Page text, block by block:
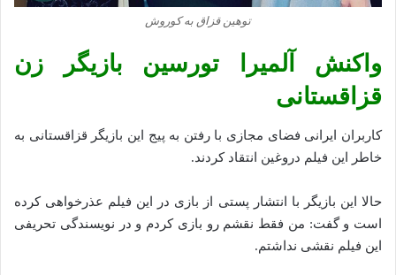
توهین قزاق به کوروش
واکنش آلمیرا تورسین بازیگر زن
قزاقستانی
کاربران ایرانی فضای مجازی با رفتن به پیج این بازیگر قزاقستانی به
خاطر این فیلم دروغین انتقاد کردند.
حالا این بازیگر با انتشار پستی از بازی در این فیلم عذرخواهی کرده
است و گفت: من فقط نقشم رو بازی کردم و در نویسندگی تحریفی
این فیلم نقشی نداشتم.